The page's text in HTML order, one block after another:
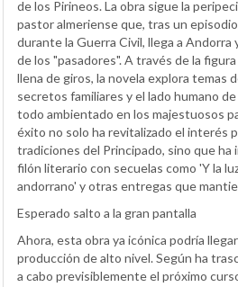
de los Pirineos. La obra sigue la
pastor almeriense que, tras un
durante la Guerra Civil, llega a Andorra
de los "pasadores". A través de la
llena de giros, la novela explora temas
secretos familiares y el lado humano
todo ambientado en los majestuosos
éxito no solo ha revitalizado el interés
tradiciones del Principado, sino que
filón literario con secuelas como 'Y la
andorrano' y otras entregas que
Esperado salto a la gran pantalla
Ahora, esta obra ya icónica podría
producción de alto nivel. Según ha
a cabo previsiblemente el próximo